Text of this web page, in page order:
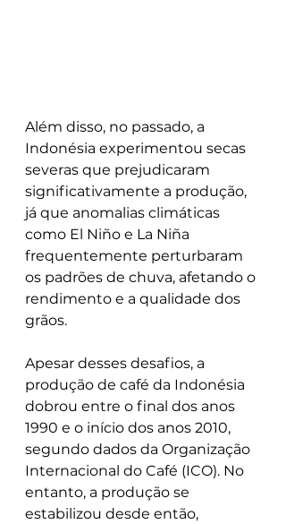
Além disso, no passado, a
Indonésia experimentou secas
severas que prejudicaram
significativamente a produção,
já que anomalias climáticas
como El Niño e La Niña
frequentemente perturbaram
os padrões de chuva, afetando o
rendimento e a qualidade dos
grãos.
Apesar desses desafios, a
produção de café da Indonésia
dobrou entre o final dos anos
1990 e o início dos anos 2010,
segundo dados da Organização
Internacional do Café (ICO). No
entanto, a produção se
estabilizou desde então,